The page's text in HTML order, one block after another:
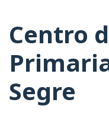
Centro
Segre